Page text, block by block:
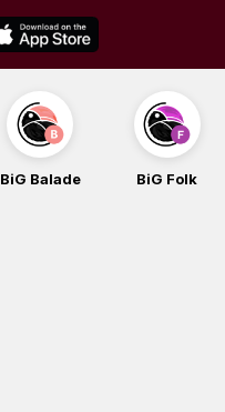
BiG Balade BiG Folk